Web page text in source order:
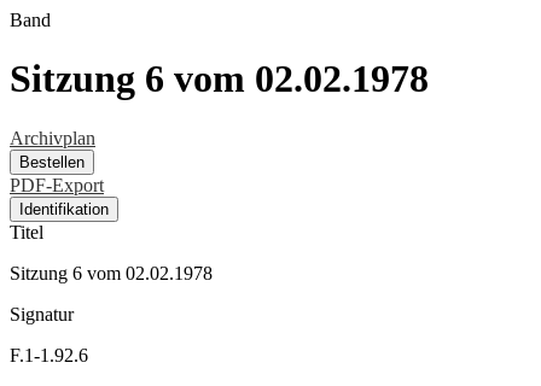
Band
Sitzung 6 vom 02.02.1978
Archivplan
Bestellen
PDF-Export
Identifikation
Titel
Sitzung 6 vom 02.02.1978
Signatur
F.1-1.92.6